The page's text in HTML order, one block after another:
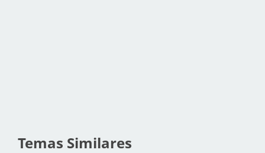
Temas Similares